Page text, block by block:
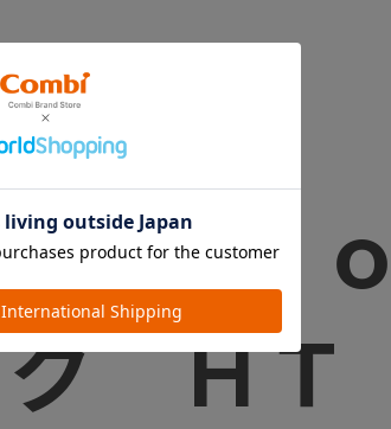
ス ｃｏ
ク ＨＴ
なります